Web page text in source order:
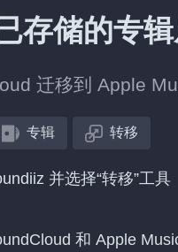
存储的专
迁移到 Apple
专辑 转移
并选择“转移”工具
和 Apple